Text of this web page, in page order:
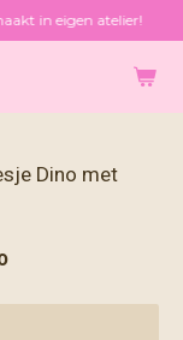
in eigen atelier!
Dino met